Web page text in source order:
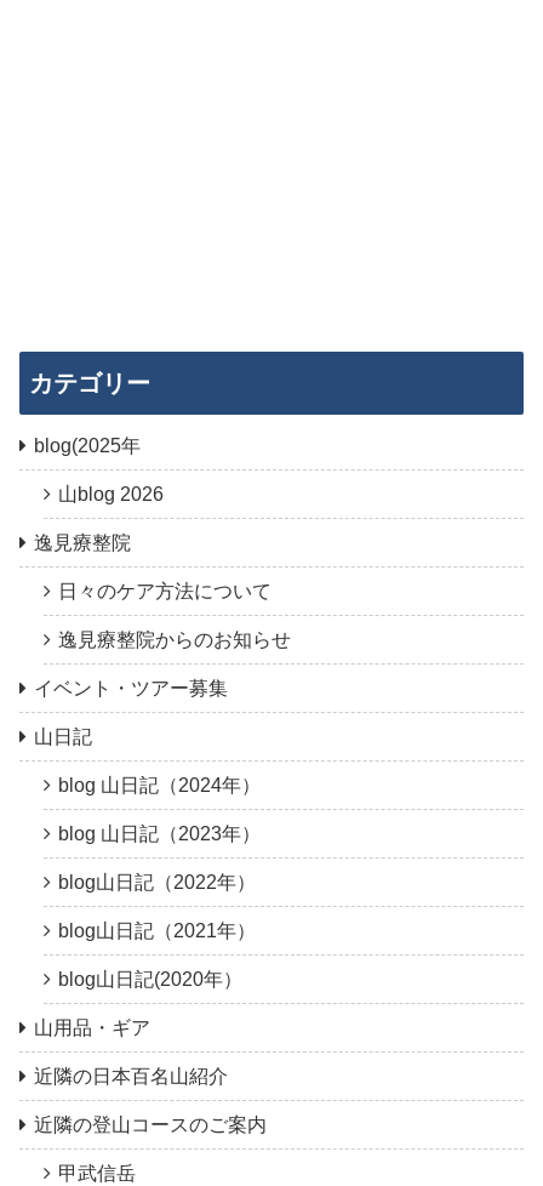
カテゴリー
blog(2025年
山blog 2026
逸見療整院
日々のケア方法について
逸見療整院からのお知らせ
イベント・ツアー募集
山日記
blog 山日記（2024年）
blog 山日記（2023年）
blog山日記（2022年）
blog山日記（2021年）
blog山日記(2020年）
山用品・ギア
近隣の日本百名山紹介
近隣の登山コースのご案内
甲武信岳